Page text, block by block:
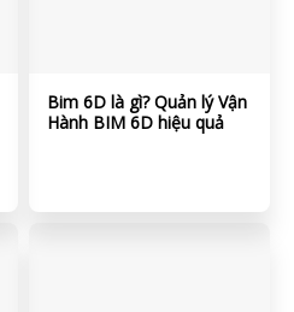
Bim 6D là gì? Quản lý Vận
Hành BIM 6D hiệu quả